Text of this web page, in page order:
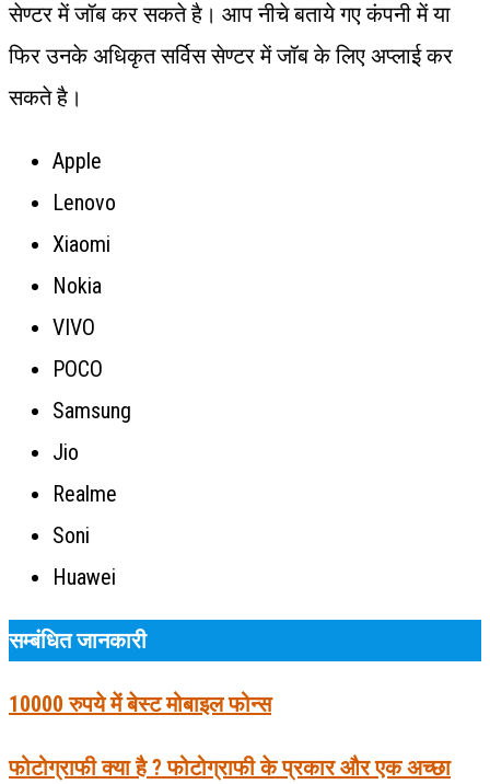
सेण्टर में जॉब कर सकते है। आप नीचे बताये गए कंपनी में या
फिर उनके अधिकृत सर्विस सेण्टर में जॉब के लिए अप्लाई कर
सकते है।
Apple
Lenovo
Xiaomi
Nokia
VIVO
POCO
Samsung
Jio
Realme
Soni
Huawei
सम्बंधित जानकारी
10000 रुपये में बेस्ट मोबाइल फोन्स
फोटोग्राफी क्या है ? फोटोग्राफी के प्रकार और एक अच्छा